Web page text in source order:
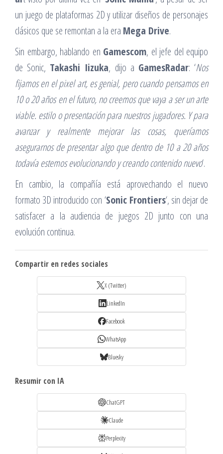
un juego de plataformas 2D y utilizar diseños de personajes
clásicos que se remontan a la era Mega Drive.
Sin embargo, hablando en Gamescom, el jefe del equipo
de Sonic, Takashi Iizuka, dijo a GamesRadar: ‘Nos
fijamos en el pixel art, es genial, pero cuando pensamos en
10 o 20 años en el futuro, no creemos que vaya a ser un arte
viable. estilo o presentación para nuestros jugadores. Y para
avanzar y realmente mejorar las cosas, queríamos
asegurarnos de presentar algo que dentro de 10 a 20 años
todavía estemos evolucionando y creando contenido nuevo‘.
En cambio, la compañía está aprovechando el nuevo
formato 3D introducido con ‘Sonic Frontiers‘, sin dejar de
satisfacer a la audiencia de juegos 2D junto con una
evolución continua.
Compartir en redes sociales
X (Twitter)
LinkedIn
Facebook
WhatsApp
Bluesky
Resumir con IA
ChatGPT
Claude
Perplexity